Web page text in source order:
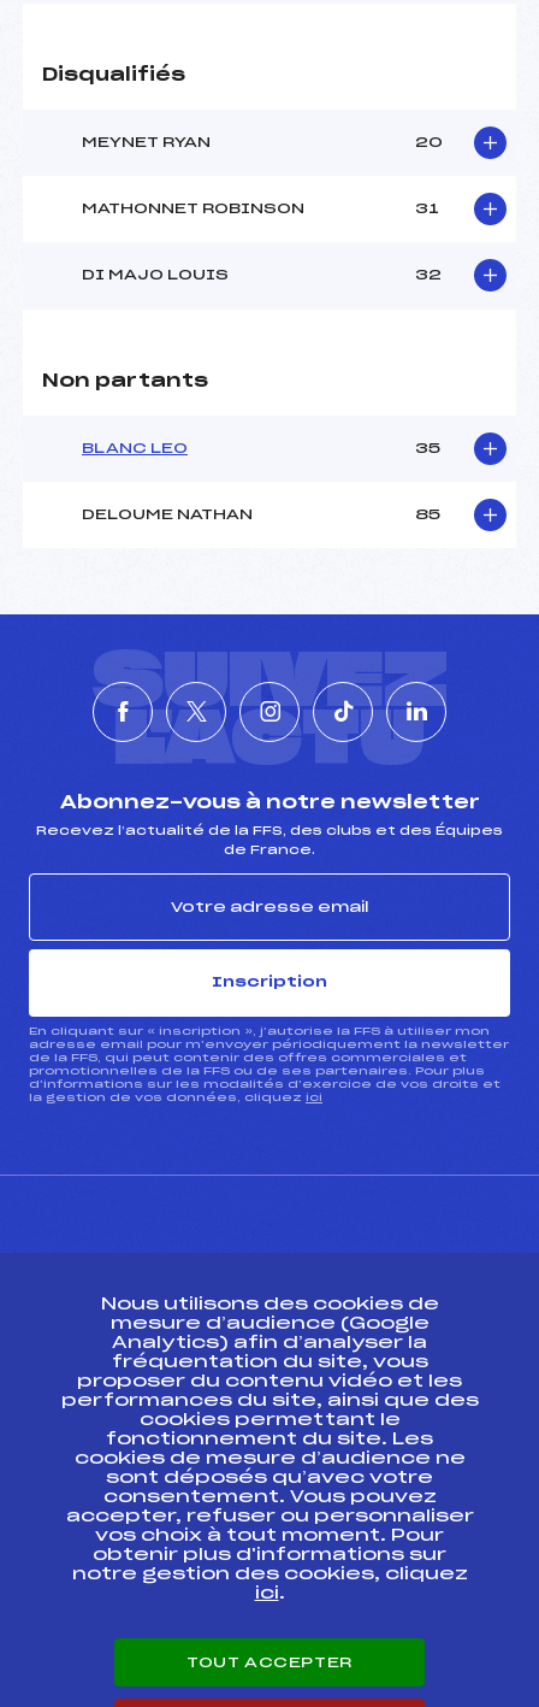
Disqualifiés
MEYNET RYAN 20
MATHONNET ROBINSON 31
DI MAJO LOUIS 32
Non partants
BLANC LEO 35
DELOUME NATHAN 85
SUIVEZ
L'ACTU
Abonnez-vous à notre newsletter
Recevez l’actualité de la FFS, des clubs et des Équipes
de France.
Inscription
En cliquant sur « inscription », j’autorise la FFS à utiliser mon
adresse email pour m’envoyer périodiquement la newsletter
de la FFS, qui peut contenir des offres commerciales et
promotionnelles de la FFS ou de ses partenaires. Pour plus
d’informations sur les modalités d’exercice de vos droits et
la gestion de vos données, cliquez ici
Ressources
Pass’Neige
Projet sportif fédéral
Projet de performance fédéral
Antidopage
Pôle Développement, Formation, Suivi
Scientifique
Listes ministérielles
Pôle vie de l’athlète
Enseignement professionnel
Carrières
Nous utilisons des cookies de
mesure d’audience (Google
Analytics) afin d’analyser la
fréquentation du site, vous
proposer du contenu vidéo et les
performances du site, ainsi que des
cookies permettant le
fonctionnement du site. Les
cookies de mesure d’audience ne
sont déposés qu’avec votre
consentement. Vous pouvez
accepter, refuser ou personnaliser
vos choix à tout moment. Pour
obtenir plus d'informations sur
notre gestion des cookies, cliquez
ici.
TOUT ACCEPTER